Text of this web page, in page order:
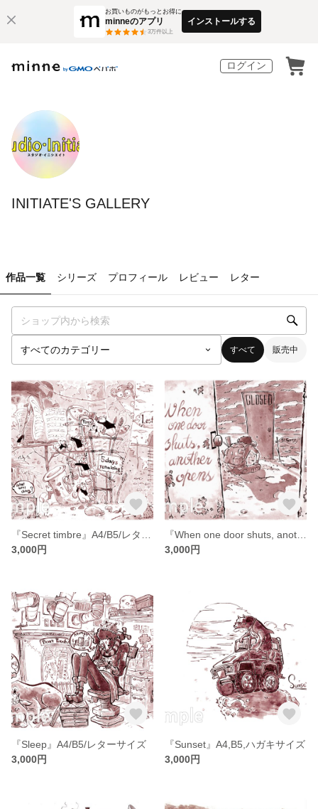
お買いものがもっとお得に
minneのアプリ
3万件以上
インストールする
ログイン
INITIATE'S GALLERY
作品一覧 シリーズ プロフィール レビュー レター
すべて 販売中
3,000円
3,000円
『Sleep』A4/B5/レターサイズ
3,000円
『Sunset』A4,B5,ハガキサイズ
3,000円